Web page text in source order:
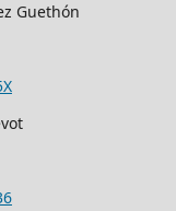
Guethón